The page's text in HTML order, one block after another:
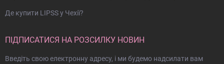
Де купити LIPSS у Чехії?
ПІДПИСАТИСЯ НА РОЗСИЛКУ НОВИН
Введіть свою електронну адресу, і ми будемо надсилати вам